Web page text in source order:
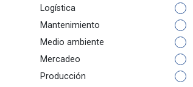
Logística
Mantenimiento
Medio ambiente
Mercadeo
Producción